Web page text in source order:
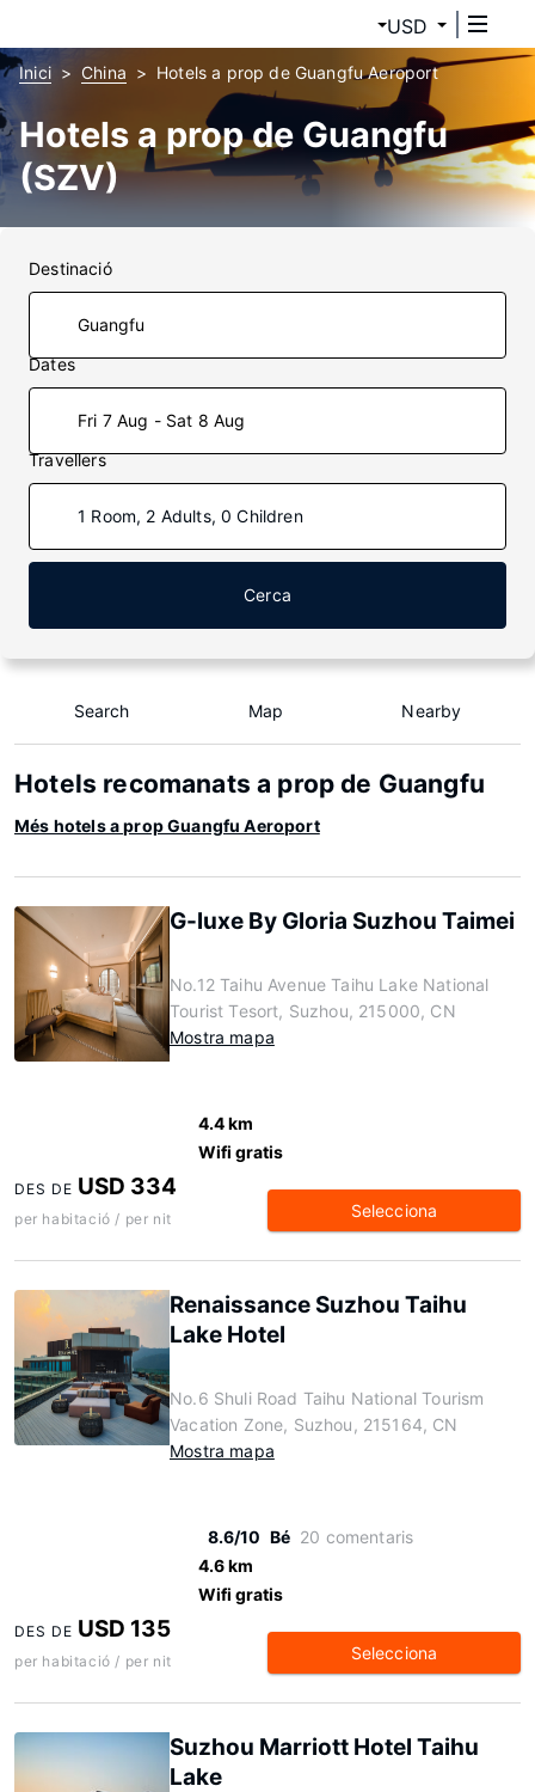
USD
Inici China Hotels a prop de Guangfu Aeroport
Hotels a prop de Guangfu
(SZV)
Destinació
Dates
Fri 7 Aug - Sat 8 Aug
Travellers
1 Room, 2 Adults, 0 Children
Cerca
Search Map Nearby
Hotels recomanats a prop de Guangfu
Més hotels a prop Guangfu Aeroport
G-luxe By Gloria Suzhou Taimei
No.12 Taihu Avenue Taihu Lake National
Tourist Tesort, Suzhou, 215000, CN
Mostra mapa
4.4 km
Wifi gratis
DES DE USD 334
per habitació / per nit Selecciona
Renaissance Suzhou Taihu
Lake Hotel
No.6 Shuli Road Taihu National Tourism
Vacation Zone, Suzhou, 215164, CN
Mostra mapa
8.6/10 Bé 20 comentaris
4.6 km
Wifi gratis
DES DE USD 135
per habitació / per nit Selecciona
Suzhou Marriott Hotel Taihu
Lake